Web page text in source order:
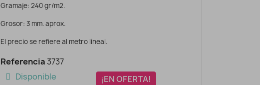
Gramaje: 240 gr/m2.
Grosor: 3 mm. aprox.
El precio se refiere al metro lineal.
Referencia 3737
Disponible
¡EN OFERTA!